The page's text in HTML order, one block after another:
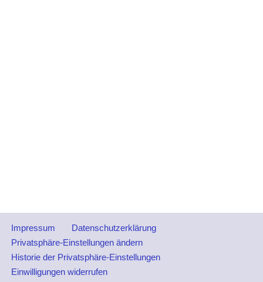
Impressum
Datenschutzerklärung
Privatsphäre-Einstellungen ändern
Historie der Privatsphäre-Einstellungen
Einwilligungen widerrufen